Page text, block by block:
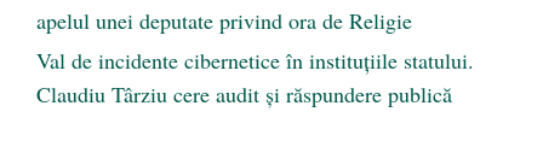
apelul unei deputate privind ora de Religie
Val de incidente cibernetice în instituțiile statului.
Claudiu Târziu cere audit și răspundere publică